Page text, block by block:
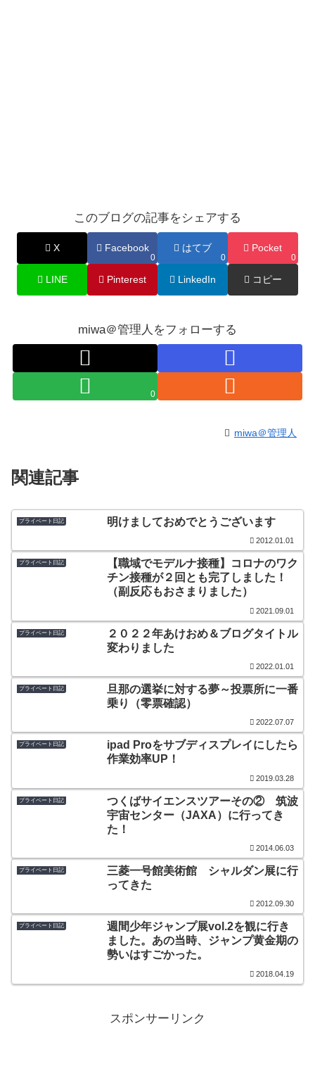
このブログの記事をシェアする
X Facebook
0
はてブ
0
Pocket
0
LINE Pinterest LinkedIn コピー
miwa＠管理人をフォローする
0
miwa＠管理人
関連記事
プライベート日記 明けましておめでとうございます
2012.01.01
プライベート日記
【職域でモデルナ接種】コロナのワク
チン接種が２回とも完了しました！
（副反応もおさまりました）
2021.09.01
プライベート日記
２０２２年あけおめ＆ブログタイトル
変わりました
2022.01.01
プライベート日記
旦那の選挙に対する夢～投票所に一番
乗り（零票確認）
2022.07.07
プライベート日記
ipad Proをサブディスプレイにしたら
作業効率UP！
2019.03.28
プライベート日記
つくばサイエンスツアーその② 筑波
宇宙センター（JAXA）に行ってき
た！
2014.06.03
プライベート日記
三菱一号館美術館 シャルダン展に行
ってきた
2012.09.30
プライベート日記
週間少年ジャンプ展vol.2を観に行き
ました。あの当時、ジャンプ黄金期の
勢いはすごかった。
2018.04.19
スポンサーリンク